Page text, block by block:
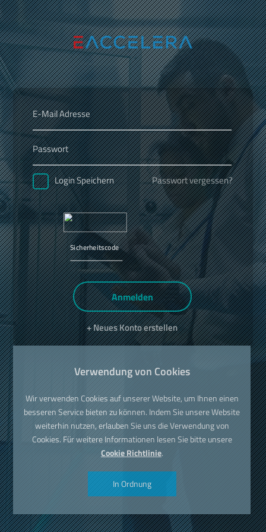
Login Speichern Passwort vergessen?
Anmelden
+ Neues Konto erstellen
Verwendung von Cookies
Wir verwenden Cookies auf unserer Website, um Ihnen einen
besseren Service bieten zu können. Indem Sie unsere Website
weiterhin nutzen, erlauben Sie uns die Verwendung von
Cookies. Für weitere Informationen lesen Sie bitte unsere
Cookie Richtlinie.
In Ordnung